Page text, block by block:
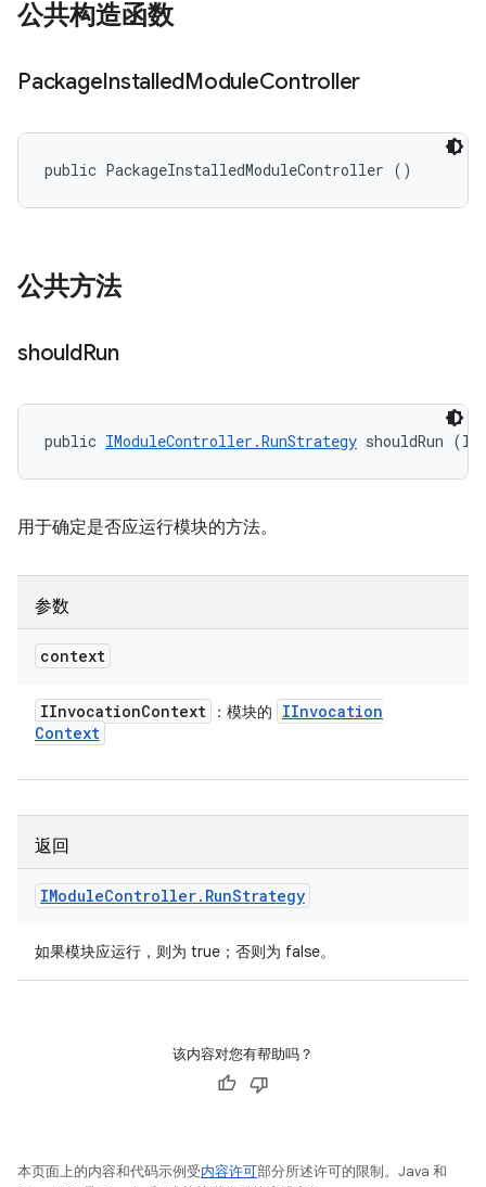
公共构造函数
PackageInstalledModuleController
public PackageInstalledModuleController ()
公共方法
shouldRun
public IModuleController.RunStrategy shouldRun
用于确定是否应运行模块的方法。
参数
context
IInvocationContext ：模块的
IInvocation
Context
返回
IModuleController. RunStrategy
如果模块应运行，则为 true；否则为 false。
该内容对您有帮助吗？
本页面上的内容和代码示例受内容许可部分所述许可的限制。Java 和